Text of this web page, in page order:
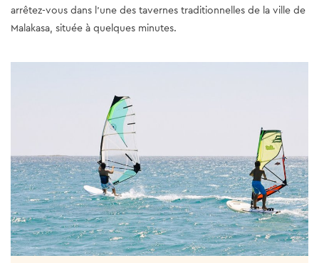
arrêtez-vous dans l'une des tavernes traditionnelles de la ville de
Malakasa, située à quelques minutes.